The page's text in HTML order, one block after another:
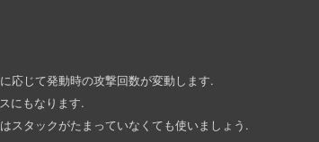
応じて発動時の攻撃回数が変動します.
にもなります.
スタックがたまっていなくても使いましょう.